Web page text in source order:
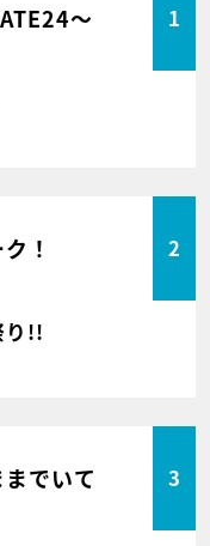
～ 1
！ 2
り!!
でいて 3